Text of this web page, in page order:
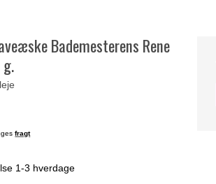
Bademesterens Rene
fragt
1-3 hverdage